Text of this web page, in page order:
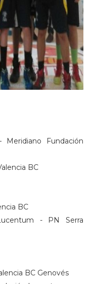
Fundación
BC
BC
- PN Serra
BC Genovés